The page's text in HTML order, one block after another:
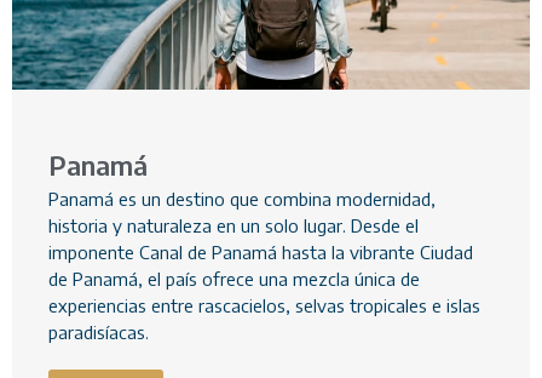
Panamá
Panamá es un destino que combina modernidad,
historia y naturaleza en un solo lugar. Desde el
imponente Canal de Panamá hasta la vibrante Ciudad
de Panamá, el país ofrece una mezcla única de
experiencias entre rascacielos, selvas tropicales e islas
paradisíacas.